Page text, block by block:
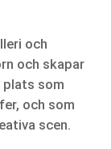
och
och skapar
plats som
och som
scen.